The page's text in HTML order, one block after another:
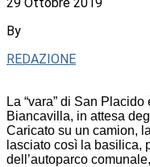
By
REDAZIONE
La “vara” di San
Biancavilla, in attesa
Caricato su un camion,
lasciato così la basilica,
dell’autoparco